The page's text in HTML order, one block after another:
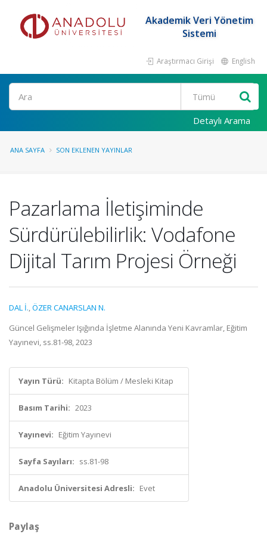
Akademik Veri Yönetim
Sistemi
Araştırmacı Girişi English
Ara
Detaylı Arama
ANA SAYFA SON EKLENEN YAYINLAR
Pazarlama İletişiminde
Sürdürülebilirlik: Vodafone
Dijital Tarım Projesi Örneği
DAL İ.,ÖZER CANARSLAN N.
Güncel Gelişmeler Işığında İşletme Alanında Yeni Kavramlar, Eğitim
Yayınevi, ss.81-98, 2023
Yayın Türü: Kitapta Bölüm / Mesleki Kitap
Basım Tarihi: 2023
Yayınevi: Eğitim Yayınevi
Sayfa Sayıları: ss.81-98
Anadolu Üniversitesi Adresli: Evet
Paylaş